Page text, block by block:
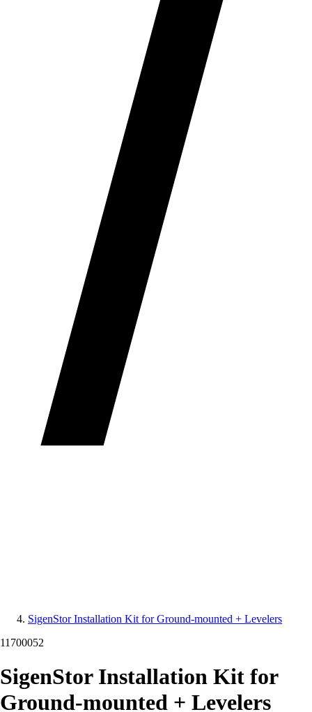
SigenStor Installation Kit for Ground-mounted + Levelers
11700052
SigenStor Installation Kit for
Ground-mounted + Levelers